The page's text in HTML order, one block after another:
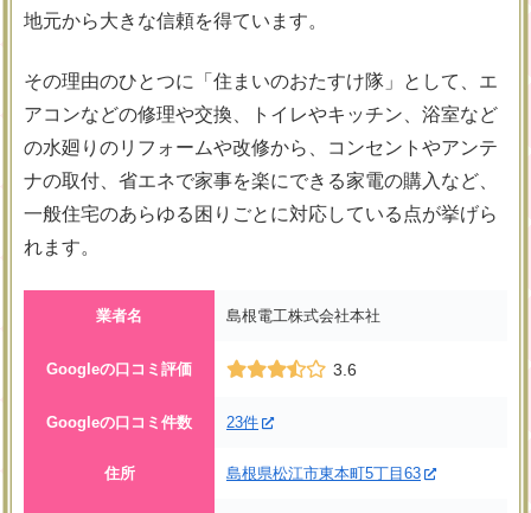
地元から大きな信頼を得ています。
その理由のひとつに「住まいのおたすけ隊」として、エ
アコンなどの修理や交換、トイレやキッチン、浴室など
の水廻りのリフォームや改修から、コンセントやアンテ
ナの取付、省エネで家事を楽にできる家電の購入など、
一般住宅のあらゆる困りごとに対応している点が挙げら
れます。
業者名 島根電工株式会社本社
Googleの口コミ評価 3.6
Googleの口コミ件数 23件
住所 島根県松江市東本町5丁目63